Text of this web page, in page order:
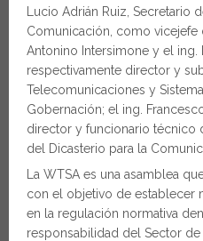
Lucio Adrián Ruiz, Secretario
Comunicación, como vicejefe
Antonino Intersimone y el ing.
respectivamente director y
Telecomunicaciones y
Gobernación; el ing.
director y funcionario técnico
del Dicasterio para la
La WTSA es una asamblea
con el objetivo de establecer
en la regulación normativa
responsabilidad del Sector